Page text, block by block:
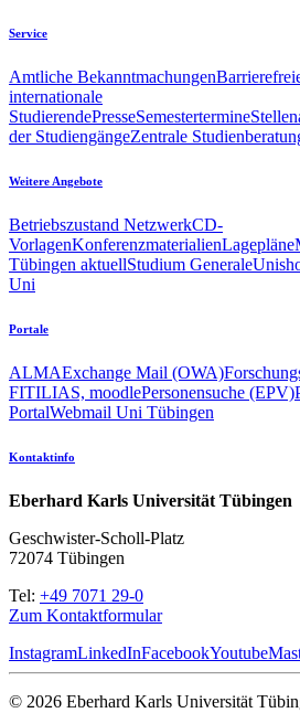
Service
Amtliche Bekanntmachungen
internationale
StudierendePresseSemestertermine
der StudiengängeZentrale
Weitere Angebote
Betriebszustand NetzwerkCD-
VorlagenKonferenzmaterialienLagepläne
Tübingen aktuellStudium Generale
Uni
Portale
ALMAExchange Mail (OWA)
FITILIAS, moodlePersonensuche (EPV)
PortalWebmail Uni Tübingen
Kontaktinfo
Eberhard Karls Universität Tübingen
Geschwister-Scholl-Platz
72074 Tübingen
Tel: +49 7071 29-0
Zum Kontaktformular
InstagramLinkedInFacebookYoutube
© 2026 Eberhard Karls Universität